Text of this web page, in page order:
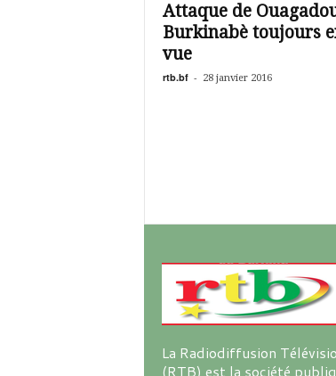
i
Attaque de
Burkinabè toujours
vue
rtb.bf - 28 janvier 2016
La Radiodiffusion
(RTB) est la société